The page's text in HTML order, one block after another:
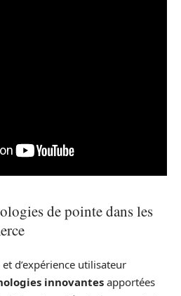
de pointe dans les
d’expérience utilisateur
innovantes apportées